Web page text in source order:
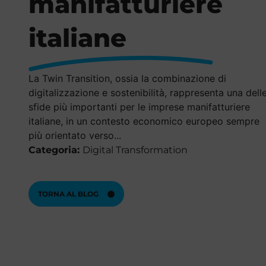
italiane
La Twin Transition, ossia la combinazione di
digitalizzazione e sostenibilità, rappresenta una
sfide più importanti per le imprese manifatturiere
italiane, in un contesto economico europeo sempre
più orientato verso...
Categoria: Digital Transformation
TORNA AL BLOG